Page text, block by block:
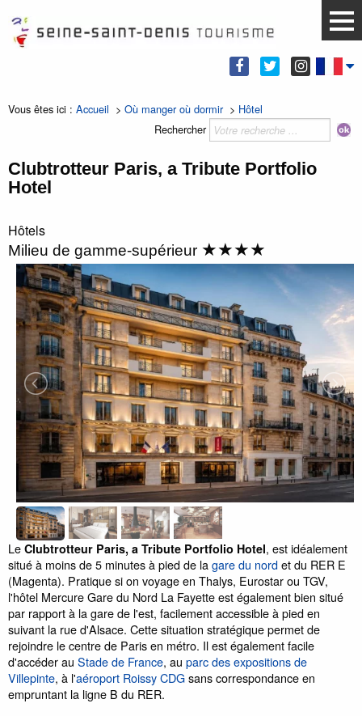
Vous êtes ici : Accueil > Où manger où dormir> Hôtel
Rechercher
Clubtrotteur Paris, a Tribute Portfolio
Hotel
Hôtels
Milieu de gamme-supérieur ★★★★
Le Clubtrotteur Paris, a Tribute Portfolio Hotel, est idéalement
situé à moins de 5 minutes à pied de lagare du nordet du RER E
(Magenta). Pratique si on voyage en Thalys, Eurostar ou TGV,
l'hôtel Mercure Gare du Nord La Fayette est également bien situé
par rapport à la gare de l'est, facilement accessible à pied en
suivant la rue d'Alsace. Cette situation stratégique permet de
rejoindre le centre de Paris en métro. Il est également facile
d'accéder au Stade de France, au parc des expositions de
Villepinte, à l'aéroport Roissy CDGsans correspondance en
empruntant la ligne B du RER.